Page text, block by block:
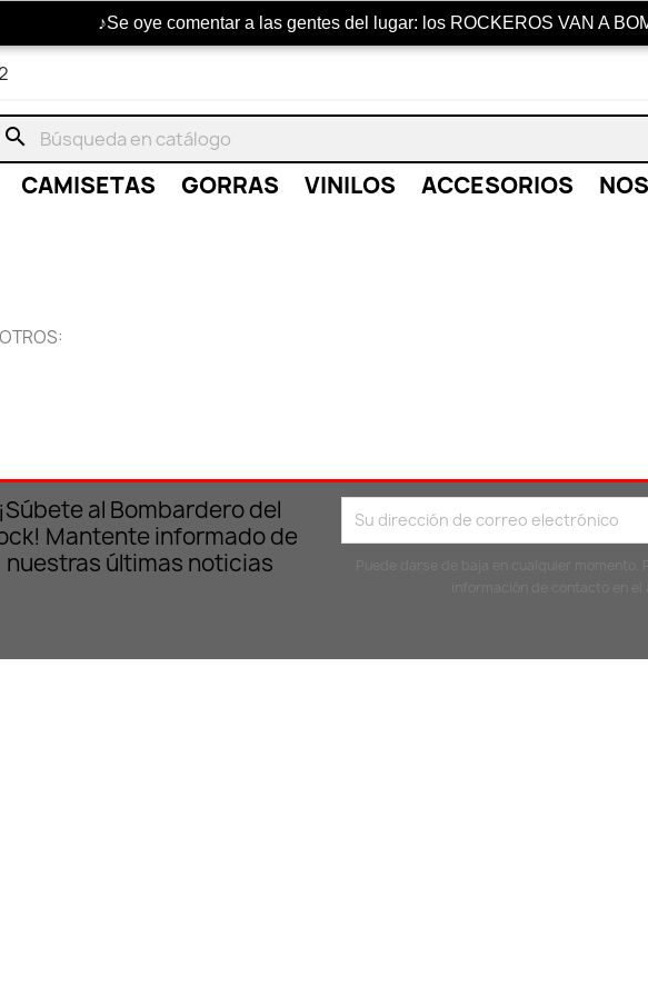
♪Se oye comentar a las gentes del lugar: los ROCKEROS VAN A
search
CAMISETAS GORRAS VINILOS ACCESORIOS
¡Súbete al Bombardero del
Mantente informado de
nuestras últimas noticias